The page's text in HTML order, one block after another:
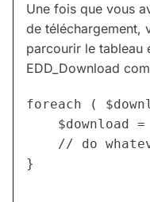
Une fois que vous
de téléchargement,
parcourir le tableau
EDD_Download
foreach (